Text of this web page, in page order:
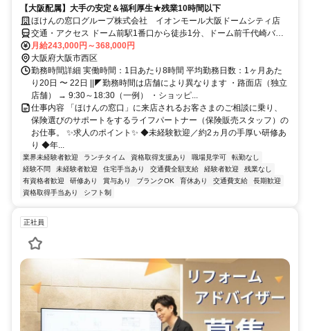
【大阪配属】大手の安定＆福利厚生★残業10時間以下
ほけんの窓口グループ株式会社 イオンモール大阪ドームシティ店
交通・アクセス ドーム前駅1番口から徒歩1分、ドーム前千代崎バス
停から徒歩3分
月給243,000円～368,000円
大阪府大阪市西区
勤務時間詳細 実働時間：1日あたり8時間 平均勤務日数：1ヶ月あた
り20日 〜 22日 ||◤勤務時間は店舗により異なります ・路面店（独立
店舗） → 9:30～18:30（一例） ・ショッピ...
仕事内容 「ほけんの窓口」に来店されるお客さまのご相談に乗り、
保険選びのサポートをするライフパートナー（保険販売スタッフ）の
お仕事。 ✨求人のポイント✨ ◆未経験歓迎／約2ヵ月の手厚い研修あ
り ◆年...
業界未経験者歓迎 ランチタイム 資格取得支援あり 職場見学可
転勤なし
経験不問
未経験者歓迎 住宅手当あり 交通費全額支給 経験者歓迎
残業なし
有資格者歓迎
研修あり 賞与あり ブランクOK 育休あり 交通費支給
長期歓迎
資格取得手当あり
シフト制
正社員